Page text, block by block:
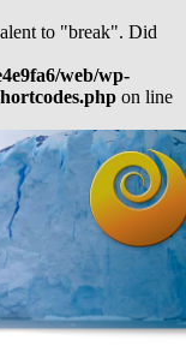
to "break". Did
web/wp-
on line